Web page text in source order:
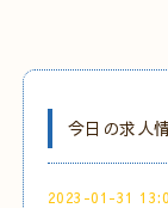
今日の求人
2023-01-31